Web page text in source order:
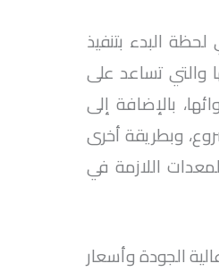
البدء بتنفيذ
والتي تساعد على
بالإضافة إلى
وبطريقة أخرى
اللازمة في
الجودة وأسعار